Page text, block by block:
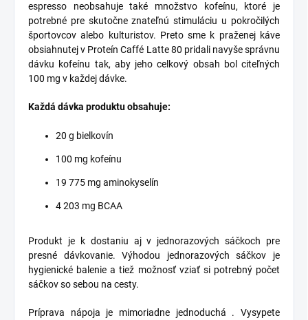
espresso neobsahuje také množstvo kofeínu, ktoré je
potrebné pre skutočne znateľnú stimuláciu u pokročilých
športovcov alebo kulturistov. Preto sme k praženej káve
obsiahnutej v Proteín Caffé Latte 80 pridali navyše správnu
dávku kofeínu tak, aby jeho celkový obsah bol citeľných
100 mg v každej dávke.
Každá dávka produktu obsahuje:
20 g bielkovín
100 mg kofeínu
19 775 mg aminokyselín
4 203 mg BCAA
Produkt je k dostaniu aj v jednorazových sáčkoch pre
presné dávkovanie. Výhodou jednorazových sáčkov je
hygienické balenie a tiež možnosť vziať si potrebný počet
sáčkov so sebou na cesty.
Príprava nápoja je mimoriadne jednoduchá . Vysypete